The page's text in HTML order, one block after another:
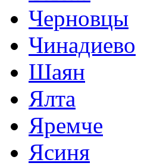
Черновцы
Чинадиево
Шаян
Ялта
Яремче
Ясиня